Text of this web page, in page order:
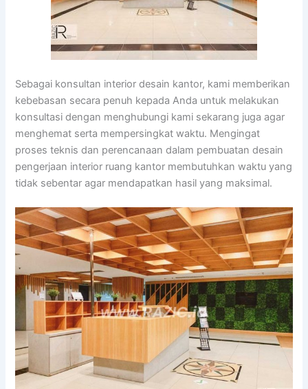
Sebagai konsultan interior desain kantor, kami memberikan
kebebasan secara penuh kepada Anda untuk melakukan
konsultasi dengan menghubungi kami sekarang juga agar
menghemat serta mempersingkat waktu. Mengingat
proses teknis dan perencanaan dalam pembuatan desain
pengerjaan interior ruang kantor membutuhkan waktu yang
tidak sebentar agar mendapatkan hasil yang maksimal.